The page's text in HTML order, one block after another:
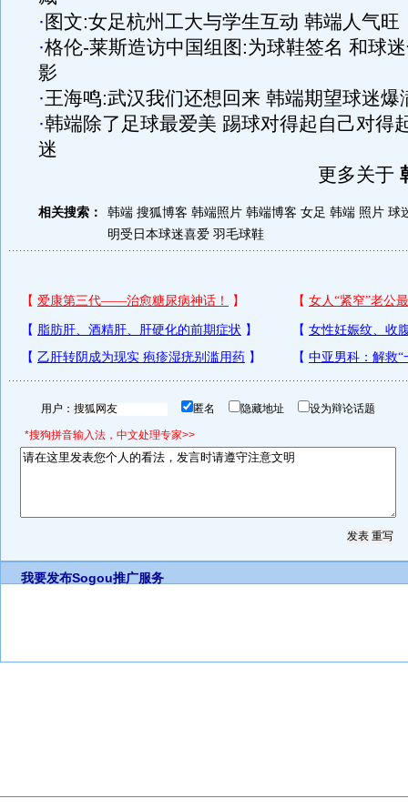
· 图文:女足杭州工大与学生互动 韩端人气旺
·格伦-莱斯造访中国组图:为球鞋签名 和球
影
·王海鸣:武汉我们还想回来 韩端期望球迷爆
·韩端除了足球最爱美 踢球对得起自己对得
迷
更多关于
相关搜索： 韩端 搜狐博客 韩端照片 韩端博客 女足 韩端 照片 球
明受日本球迷喜爱 羽毛球鞋
用户： 匿名 隐藏地址 设为辩论话题
*搜狗拼音输入法，中文处理专家>>
我要发布Sogou推广服务